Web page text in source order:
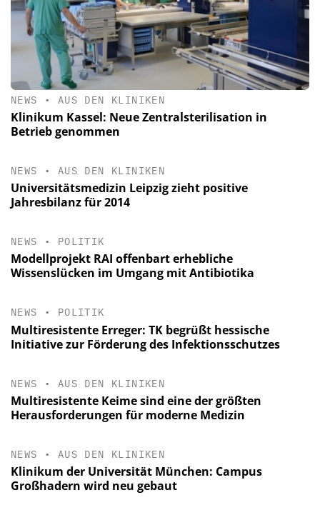
NEWS • AUS DEN KLINIKEN
Klinikum Kassel: Neue Zentralsterilisation in
Betrieb genommen
NEWS • AUS DEN KLINIKEN
Universitätsmedizin Leipzig zieht positive
Jahresbilanz für 2014
NEWS • POLITIK
Modellprojekt RAI offenbart erhebliche
Wissenslücken im Umgang mit Antibiotika
NEWS • POLITIK
Multiresistente Erreger: TK begrüßt hessische
Initiative zur Förderung des Infektionsschutzes
NEWS • AUS DEN KLINIKEN
Multiresistente Keime sind eine der größten
Herausforderungen für moderne Medizin
NEWS • AUS DEN KLINIKEN
Klinikum der Universität München: Campus
Großhadern wird neu gebaut